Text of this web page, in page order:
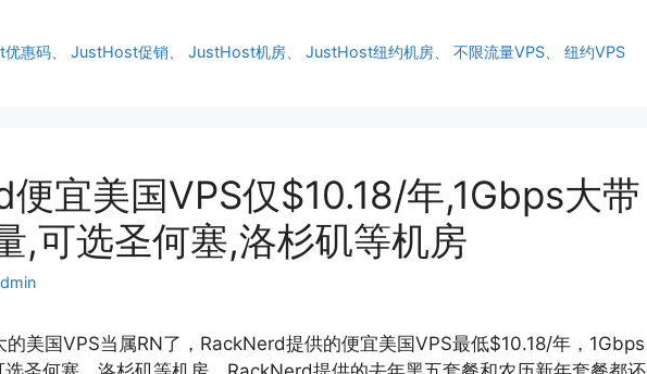
惠码 、JustHost促销 、JustHost机房 、JustHost纽约机房 、不限流量VPS 、纽约VPS
便宜美国VPS仅$10.18/年,1Gbps大带
,可选圣何塞,洛杉矶等机房
的美国VPS当属RN了，RackNerd提供的便宜美国VPS最低$10.18/年，1Gbps